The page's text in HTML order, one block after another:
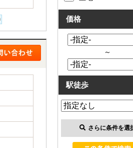
価格
～
駅徒歩
さらに条件を選